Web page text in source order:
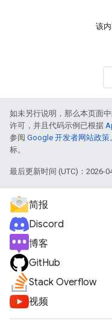
该
如未另行说明，那么本页面
许可，并且代码示例已根据
参阅 Google 开发者网站政策
标。
最后更新时间 (UTC)：2026-
简报
Discord
博客
GitHub
Stack Overflow
视频